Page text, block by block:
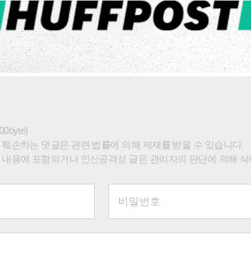
손하는 댓글은 관련 법률에 의해 제재를 받을 수 있습니다.
용에 포함되거나 인신공격성 글은 관리자의 판단에 의해 삭